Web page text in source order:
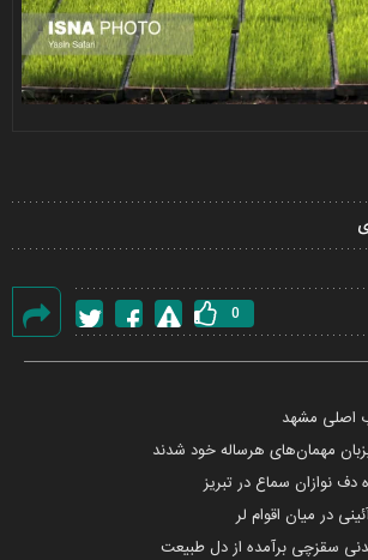
گزارش
0
اصلی مشهد
مهمان‌های هرساله خود شدند
نوازان سماع در تبریز
در میان اقوام لر
سقزچی برآمده از دل طبیعت